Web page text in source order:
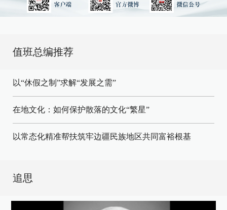
值班总编推荐
以“休假之制”求解“发展之需”
在地文化：如何保护散落的文化“繁星”
以常态化精准帮扶筑牢边疆民族地区共同富裕根基
追思